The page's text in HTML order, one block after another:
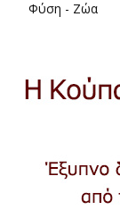
Φύση - Ζώα